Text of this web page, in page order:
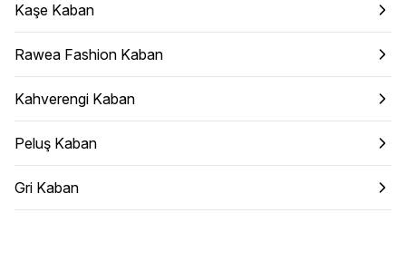
Kaşe Kaban
Rawea Fashion Kaban
Kahverengi Kaban
Peluş Kaban
Gri Kaban